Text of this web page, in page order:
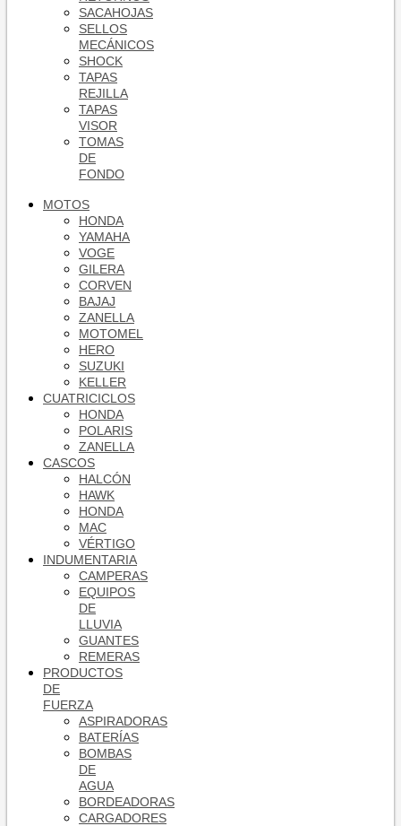
SACAHOJAS
SELLOS
MECÁNICOS
SHOCK
TAPAS
REJILLA
TAPAS
VISOR
TOMAS
DE
FONDO
MOTOS
HONDA
YAMAHA
VOGE
GILERA
CORVEN
BAJAJ
ZANELLA
MOTOMEL
HERO
SUZUKI
KELLER
CUATRICICLOS
HONDA
POLARIS
ZANELLA
CASCOS
HALCÓN
HAWK
HONDA
MAC
VÉRTIGO
INDUMENTARIA
CAMPERAS
EQUIPOS
DE
LLUVIA
GUANTES
REMERAS
PRODUCTOS
DE
FUERZA
ASPIRADORAS
BATERÍAS
BOMBAS
DE
AGUA
BORDEADORAS
CARGADORES